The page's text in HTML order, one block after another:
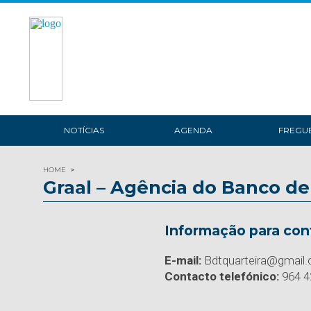
NOTÍCIAS AGENDA
HOME
Graal – Agência do Banco
Informação para
E-mail:
Contacto telefónico: 964